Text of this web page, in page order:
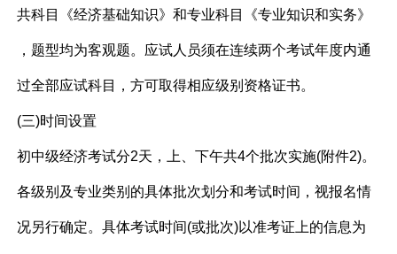
共科目《经济基础知识》和专业科目《专业知识和实务》
，题型均为客观题。应试人员须在连续两个考试年度内通
过全部应试科目，方可取得相应级别资格证书。
(三)时间设置
初中级经济考试分2天，上、下午共4个批次实施(附件2)。
各级别及专业类别的具体批次划分和考试时间，视报名情
况另行确定。具体考试时间(或批次)以准考证上的信息为